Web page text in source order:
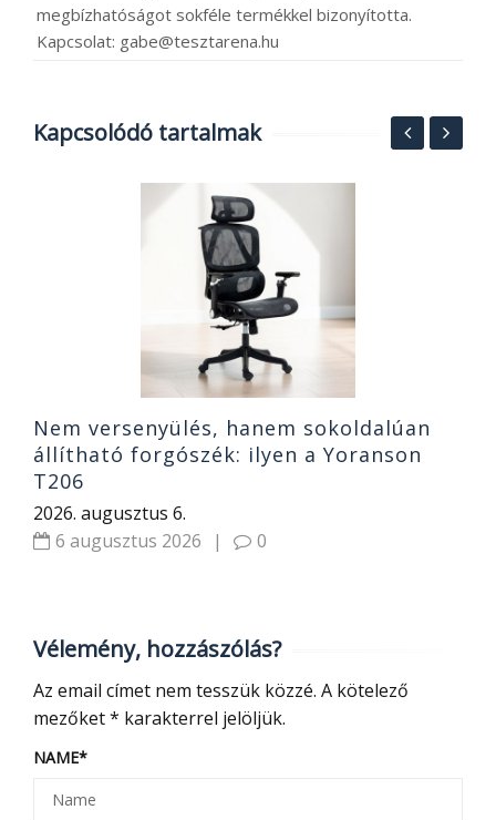
megbízhatóságot sokféle termékkel bizonyította.
Kapcsolat: gabe@tesztarena.hu
Kapcsolódó tartalmak
Nem versenyülés, hanem sokoldalúan
állítható forgószék: ilyen a Yoranson
T206
2026. augusztus 6.
6 augusztus 2026
| 0
Vélemény, hozzászólás?
Az email címet nem tesszük közzé. A kötelező
mezőket* karakterrel jelöljük.
NAME*